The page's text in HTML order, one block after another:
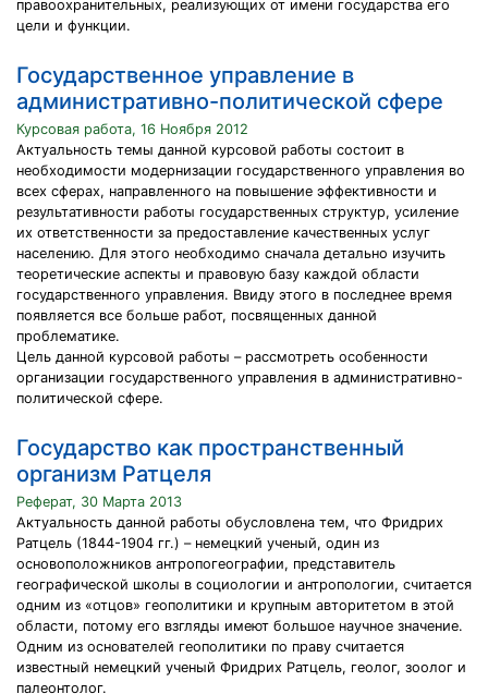
правоохранительных, реализующих от имени государства его
цели и функции.
Государственное управление в
административно-политической сфере
Курсовая работа, 16 Ноября 2012
Актуальность темы данной курсовой работы состоит в
необходимости модернизации государственного управления во
всех сферах, направленного на повышение эффективности и
результативности работы государственных структур, усиление
их ответственности за предоставление качественных услуг
населению. Для этого необходимо сначала детально изучить
теоретические аспекты и правовую базу каждой области
государственного управления. Ввиду этого в последнее время
появляется все больше работ, посвященных данной
проблематике.
Цель данной курсовой работы – рассмотреть особенности
организации государственного управления в административно-
политической сфере.
Государство как пространственный
организм Ратцеля
Реферат, 30 Марта 2013
Актуальность данной работы обусловлена тем, что Фридрих
Ратцель (1844-1904 гг.) – немецкий ученый, один из
основоположников антропогеографии, представитель
географической школы в социологии и антропологии, считается
одним из «отцов» геополитики и крупным авторитетом в этой
области, потому его взгляды имеют большое научное значение.
Одним из основателей геополитики по праву считается
известный немецкий ученый Фридрих Ратцель, геолог, зоолог и
палеонтолог.